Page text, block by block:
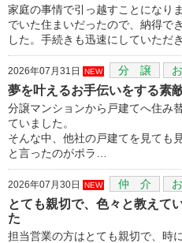
家庭の事情で引っ越すことになり
でいた住まいだったので、納得で
した。手続きも迅速にしていただ
2026年07月31日 NEW 分 譲
夢を叶えるお手伝いをする素
分譲マンションから戸建てへ住み
ていました。
そんな中、他社の戸建てを見ても
と言ったのがポラ…
2026年07月30日 NEW 仲 介
とても親切で、色々と教えて
た
担当営業の方はとても親切で、時